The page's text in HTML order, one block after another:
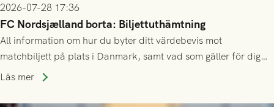
2026-07-28 17:36
FC Nordsjælland borta: Biljettuthämtning
All information om hur du byter ditt värdebevis mot
matchbiljett på plats i Danmark, samt vad som gäller för dig
som står på reservlista eller fått förhinder.
Läs mer